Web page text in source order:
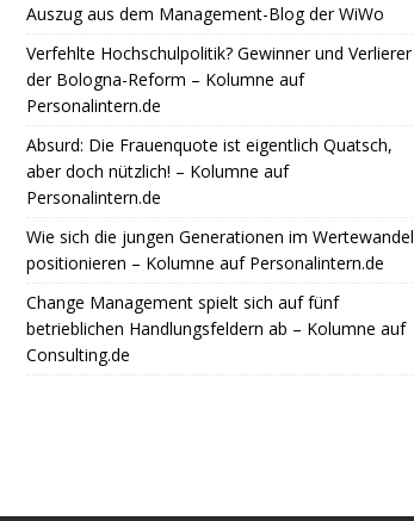
Auszug aus dem Management-Blog der WiWo
Verfehlte Hochschulpolitik? Gewinner und Verlierer
der Bologna-Reform – Kolumne auf
Personalintern.de
Absurd: Die Frauenquote ist eigentlich Quatsch,
aber doch nützlich! – Kolumne auf
Personalintern.de
Wie sich die jungen Generationen im Wertewandel
positionieren – Kolumne auf Personalintern.de
Change Management spielt sich auf fünf
betrieblichen Handlungsfeldern ab – Kolumne auf
Consulting.de